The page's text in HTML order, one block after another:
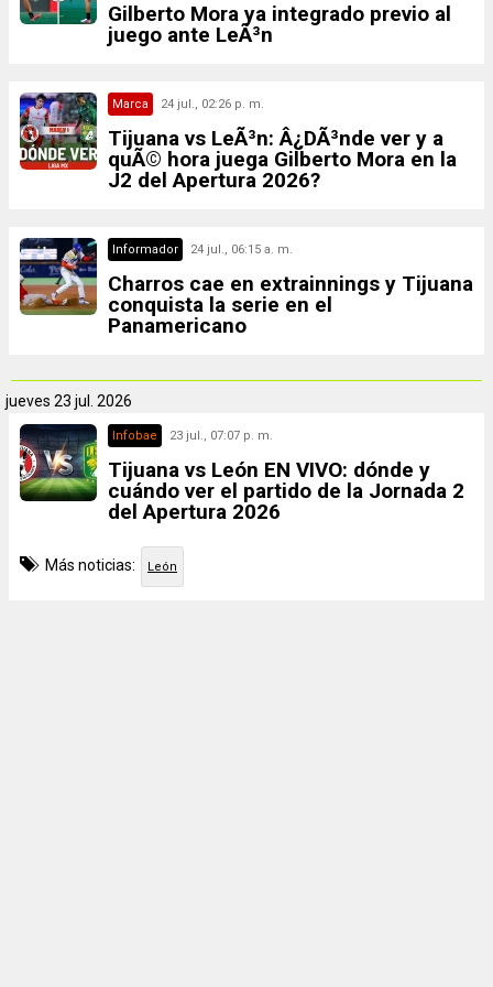
Gilberto Mora ya integrado previo al
juego ante LeÃ³n
Marca 24 jul., 02:26 p. m.
Tijuana vs LeÃ³n: Â¿DÃ³nde ver y a
quÃ© hora juega Gilberto Mora en la
J2 del Apertura 2026?
Informador 24 jul., 06:15 a. m.
Charros cae en extrainnings y Tijuana
conquista la serie en el
Panamericano
jueves 23 jul. 2026
Infobae 23 jul., 07:07 p. m.
Tijuana vs León EN VIVO: dónde y
cuándo ver el partido de la Jornada 2
del Apertura 2026
Más noticias: León